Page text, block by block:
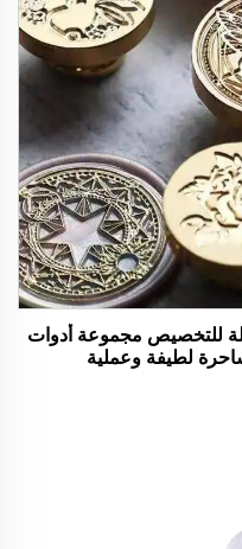
للتخصيص مجموعة أدوات
لطيفة وعملية